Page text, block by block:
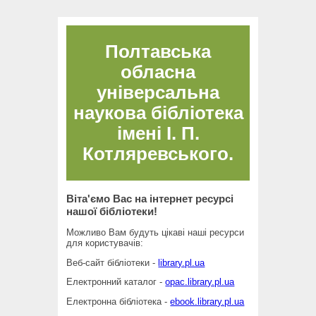
Полтавська
обласна
універсальна
наукова бібліотека
імені І. П.
Котляревського.
Віта'ємо Вас на інтернет ресурсі
нашої бібліотеки!
Можливо Вам будуть цікаві наші ресурси
для користувачів:
Веб-сайт бібліотеки -library.pl.ua
Електронний каталог -opac.library.pl.ua
Електронна бібліотека -ebook.library.pl.ua